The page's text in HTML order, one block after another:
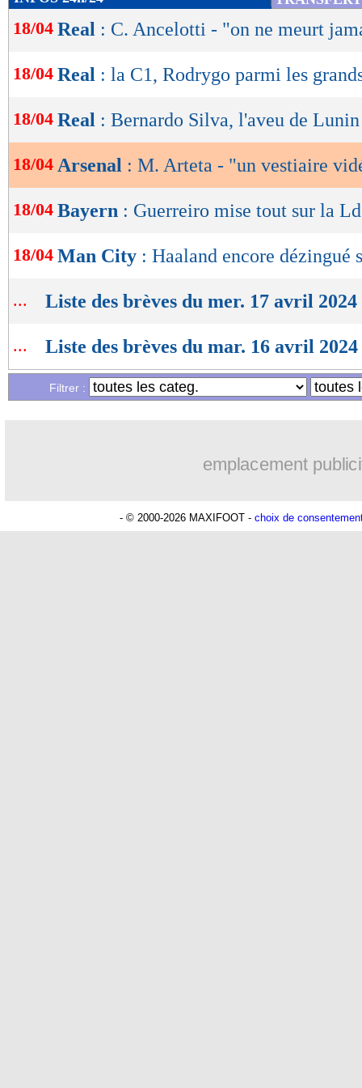
de
lecture
OK
18/04 Real : C. Ancelotti - "on ne meurt
18/04 Real : la C1, Rodrygo parmi les
18/04 Real : Bernardo Silva, l'aveu de Lunin
18/04 Arsenal : M. Arteta - "un vestiaire
18/04 Bayern : Guerreiro mise tout sur la
18/04 Man City : Haaland encore dézingué
... Liste des brèves du mer. 17 avril 2024
... Liste des brèves du mar. 16 avril 2024
Filtrer :
emplacement
- © 2000-2026 MAXIFOOT - choix de